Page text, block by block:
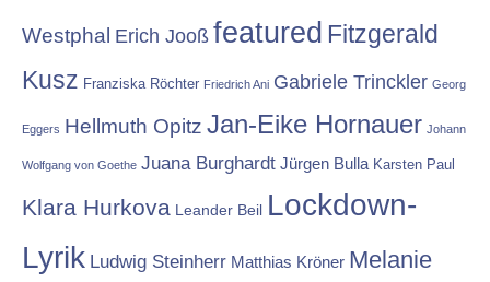
Westphal Erich Jooß featured Fitzgerald
Kusz Franziska Röchter Friedrich Ani Gabriele Trinckler Georg
Eggers Hellmuth Opitz Jan-Eike Hornauer Johann
Wolfgang von Goethe Juana Burghardt Jürgen Bulla Karsten Paul
Klara Hurkova Leander Beil Lockdown-
Lyrik Ludwig Steinherr Matthias Kröner Melanie